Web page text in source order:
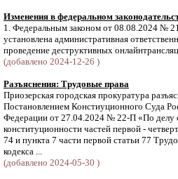
Изменения в федеральном
1. Федеральным законом от 08.08.2024 №
установлена административная
проведение деструктивных
(добавлено 2024-12-26 )
Разъяснения: Трудовые права
Приозерская городская прокуратура
Постановлением Констиуционного Суда
Федерации от 27.04.2024 № 22-П «По делу
конституционности частей первой -
74 и пункта 7 части первой статьи 77
кодекса ...
(добавлено 2024-05-30 )